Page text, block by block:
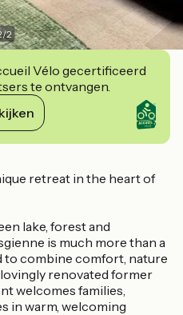
/2
Vélo gecertificeerd
te ontvangen.
retreat in the heart of
lake, forest and
is much more than a
to combine comfort, nature
lovingly renovated former
welcomes families,
in warm, welcoming